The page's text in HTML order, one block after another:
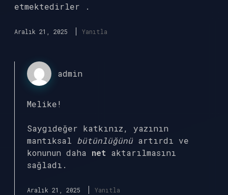
etmektedirler .
Aralık 21, 2025 Yanıtla
admin
Melike!
Saygıdeğer katkınız, yazının
mantıksal bütünlüğünüartırdı ve
konunun daha net aktarılmasını
sağladı.
Aralık 21, 2025 Yanıtla